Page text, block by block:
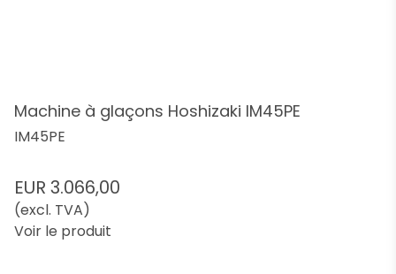
Machine à glaçons Hoshizaki IM45PE
IM45PE
EUR 3.066,00
(excl. TVA)
Voir le produit